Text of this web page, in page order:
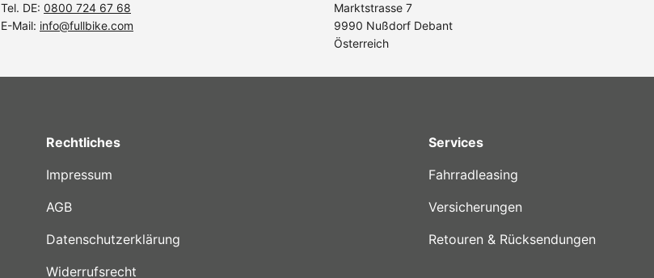
Tel. DE: 0800 724 67 68
E-Mail: info@fullbike.com
Marktstrasse 7
9990 Nußdorf Debant
Österreich
Rechtliches
Impressum
AGB
Datenschutzerklärung
Widerrufsrecht
Services
Fahrradleasing
Versicherungen
Retouren & Rücksendungen